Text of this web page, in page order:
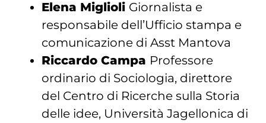
Elena Miglioli Giornalista e
responsabile dell’Ufficio stampa e
comunicazione di Asst Mantova
Riccardo Campa Professore
ordinario di Sociologia, direttore
del Centro di Ricerche sulla Storia
delle idee, Università Jagellonica di